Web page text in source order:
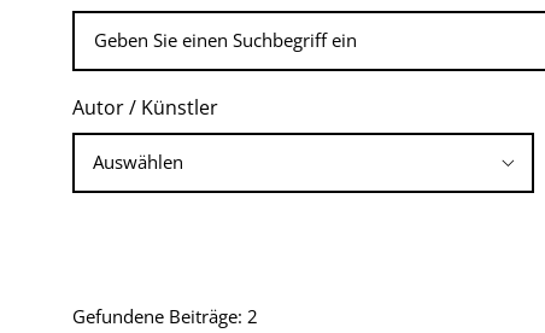
Autor / Künstler
Gefundene Beiträge: 2